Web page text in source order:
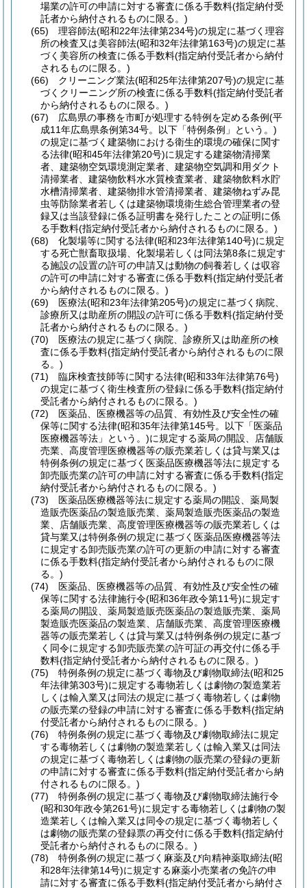
場業の許可の申請に対する審査に係る手数料(指定納付受
託者から納付されるものに限る。)
(65)
理容師法(昭和22年法律第234号)の規定に基づく理容
所の検査又は美容師法(昭和32年法律第163号)の規定に基
づく美容所の検査に係る手数料(指定納付受託者から納付
されるものに限る。)
(66)
クリーニング業法(昭和25年法律第207号)の規定に基
づくクリーニング所の検査に係る手数料(指定納付受託者
から納付されるものに限る。)
(67)
広島県の事務を市町が処理する特例を定める条例(平
成11年広島県条例第34号。以下「特例条例」という。)
の規定に基づく建築物における衛生的環境の確保に関す
る法律(昭和45年法律第20号)に規定する建築物清掃業
者、建築物空気環境測定業者、建築物空気調和用ダクト
清掃業者、建築物飲料水水質検査業者、建築物飲料水貯
水槽清掃業者、建築物排水管清掃業者、建築物ねずみ昆
虫等防除業者若しくは建築物環境衛生総合管理業者の登
録又は当該登録に係る証明書を発行したことの証明に係
る手数料(指定納付受託者から納付されるものに限る。)
(68)
化製場等に関する法律(昭和23年法律第140号)に規定
する死亡獣畜取扱場、化製場若しくは同法第8条に規定す
る施設の設置の許可の申請又は動物の飼養若しくは収容
の許可の申請に対する審査に係る手数料(指定納付受託者
から納付されるものに限る。)
(69)
医療法(昭和23年法律第205号)の規定に基づく病院、
診療所又は助産所の開設の許可に係る手数料(指定納付受
託者から納付されるものに限る。)
(70)
医療法の規定に基づく病院、診療所又は助産所の検
査に係る手数料(指定納付受託者から納付されるものに限
る。)
(71)
臨床検査技師等に関する法律(昭和33年法律第76号)
の規定に基づく衛生検査所の登録に係る手数料(指定納付
受託者から納付されるものに限る。)
(72)
医薬品、医療機器等の品質、有効性及び安全性の確
保等に関する法律(昭和35年法律第145号。以下「医薬品
医療機器等法」という。)に規定する薬局の開設、店舗販
売業、高度管理医療機器等の販売業若しくは貸与業又は
特例条例の規定に基づく医薬品医療機器等法に規定する
卸売販売業の許可の申請に対する審査に係る手数料(指定
納付受託者から納付されるものに限る。)
(73)
医薬品医療機器等法に規定する薬局の開設、薬局製
造販売医薬品の製造販売業、薬局製造販売医薬品の製造
業、店舗販売業、高度管理医療機器等の販売業若しくは
貸与業又は特例条例の規定に基づく医薬品医療機器等法
に規定する卸売販売業の許可の更新の申請に対する審査
に係る手数料(指定納付受託者から納付されるものに限
る。)
(74)
医薬品、医療機器等の品質、有効性及び安全性の確
保等に関する法律施行令(昭和36年政令第11号)に規定す
る薬局の開設、薬局製造販売医薬品の製造販売業、薬局
製造販売医薬品の製造業、店舗販売業、高度管理医療機
器等の販売業若しくは貸与業又は特例条例の規定に基づ
く同令に規定する卸売販売業の許可証の再交付に係る手
数料(指定納付受託者から納付されるものに限る。)
(75)
特例条例の規定に基づく毒物及び劇物取締法(昭和25
年法律第303号)に規定する毒物若しくは劇物の製造業若
しくは輸入業又は同法の規定に基づく毒物若しくは劇物
の販売業の登録の申請に対する審査に係る手数料(指定納
付受託者から納付されるものに限る。)
(76)
特例条例の規定に基づく毒物及び劇物取締法に規定
する毒物若しくは劇物の製造業若しくは輸入業又は同法
の規定に基づく毒物若しくは劇物の販売業の登録の更新
の申請に対する審査に係る手数料(指定納付受託者から納
付されるものに限る。)
(77)
特例条例の規定に基づく毒物及び劇物取締法施行令
(昭和30年政令第261号)に規定する毒物若しくは劇物の製
造業若しくは輸入業又は同令の規定に基づく毒物若しく
は劇物の販売業の登録票の再交付に係る手数料(指定納付
受託者から納付されるものに限る。)
(78)
特例条例の規定に基づく麻薬及び向精神薬取締法(昭
和28年法律第14号)に規定する麻薬小売業者の免許の申
請に対する審査に係る手数料(指定納付受託者から納付さ